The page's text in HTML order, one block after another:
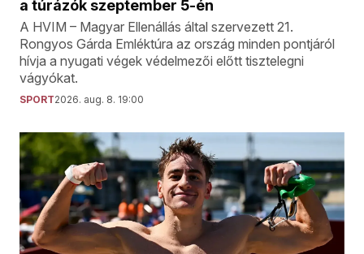
a túrázók szeptember 5-én
A HVIM – Magyar Ellenállás által szervezett 21.
Rongyos Gárda Emléktúra az ország minden pontjáról
hívja a nyugati végek védelmezői előtt tisztelegni
vágyókat.
SPORT2026. aug. 8. 19:00